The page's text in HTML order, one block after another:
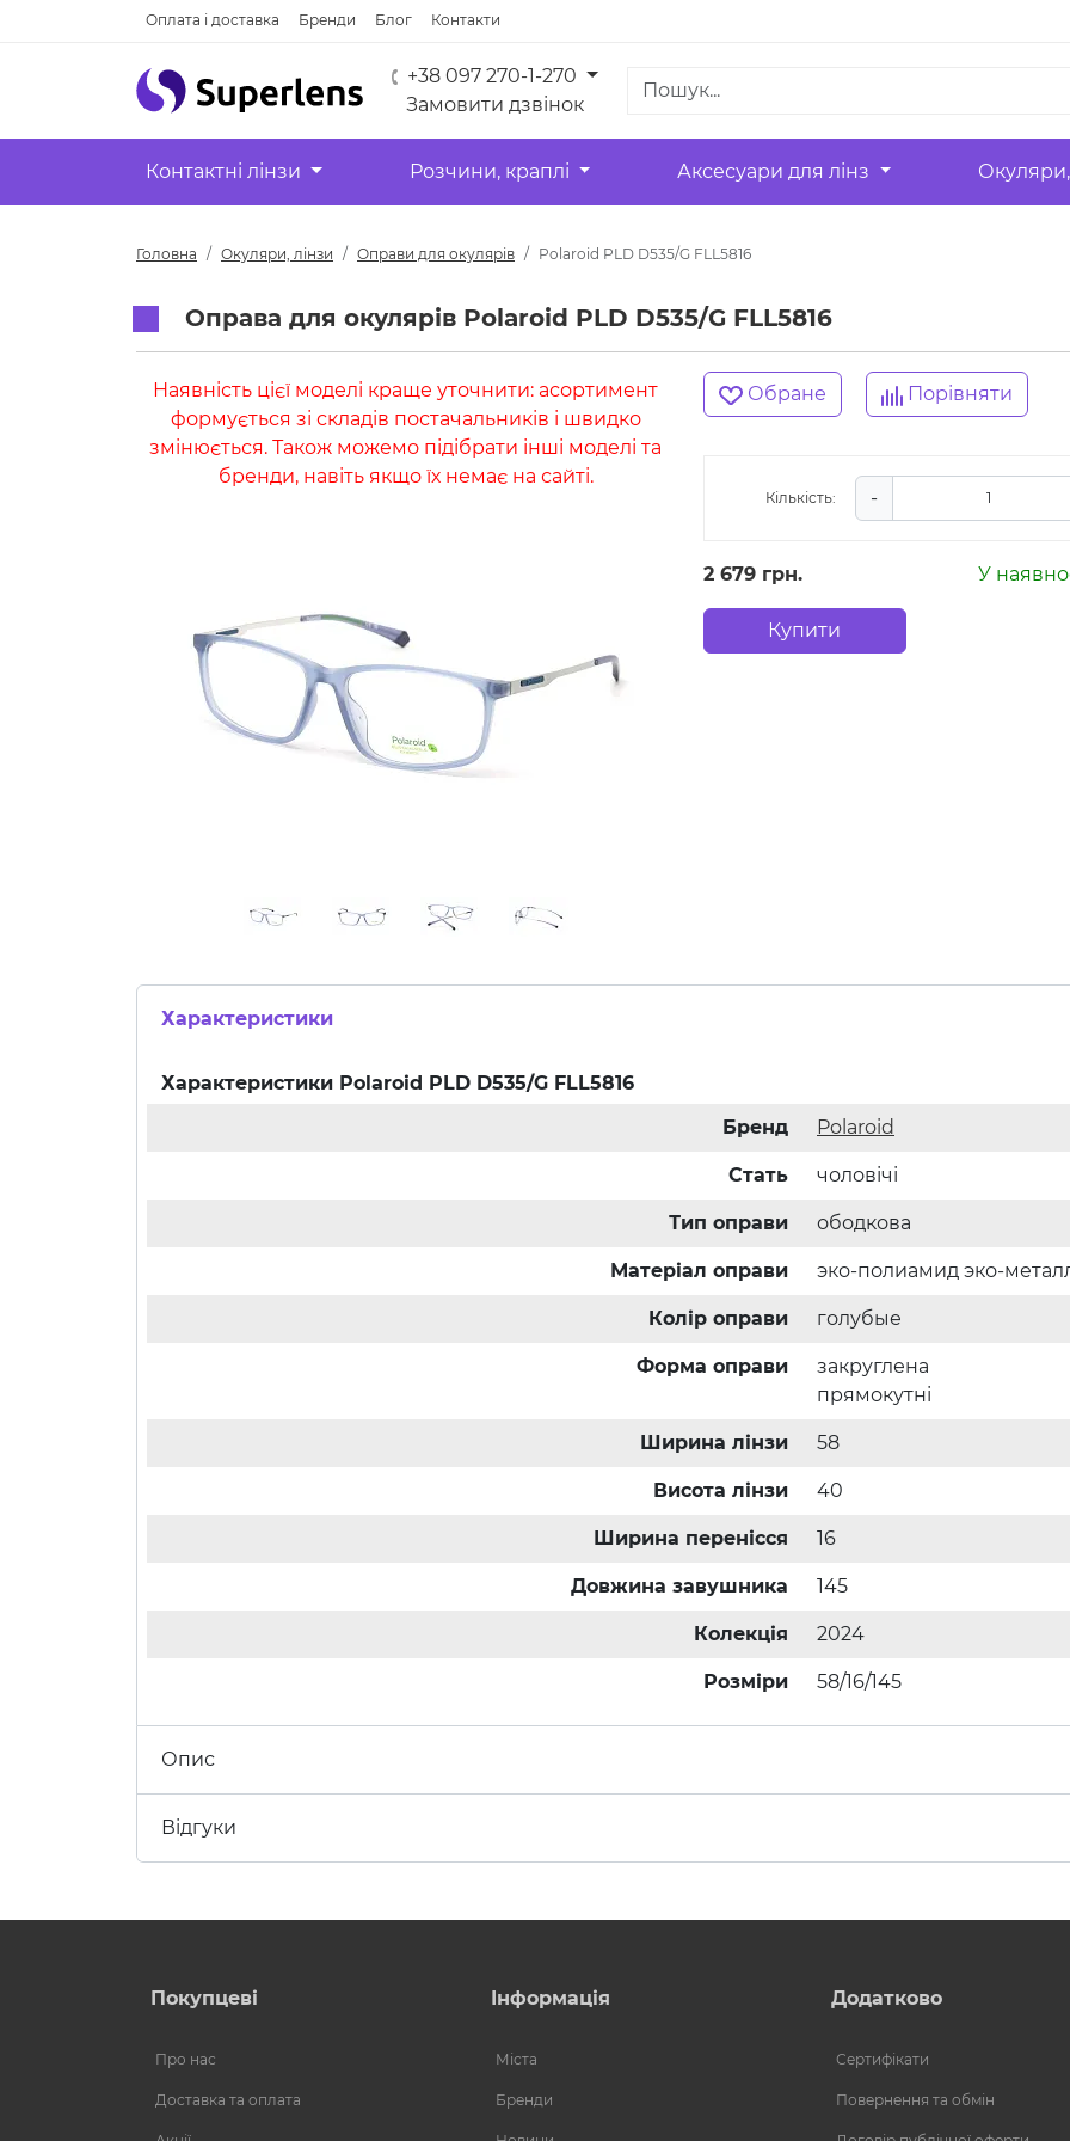
Оплата і доставка Бренди Блог Контакти
+38 097 270-1-270
Замовити дзвінок
Контактні лінзи Розчини, краплі Аксесуари для лінз
Головна Окуляри, лінзи Оправи для окулярів Polaroid PLD D535/G FLL5816
Оправа для окулярів Polaroid PLD D535/G FLL5816
Наявність цієї моделі краще уточнити: асортимент
формується зі складів постачальників і швидко
змінюється. Також можемо підібрати інші моделі та
бренди, навіть якщо їх немає на сайті.
Обране Порівняти
Кількість: -
2 679 грн. У
Купити
Характеристики
Характеристики Polaroid PLD D535/G FLL5816
Бренд
Polaroid
Стать чоловічі
Тип оправи ободкова
Матеріал оправи эко-полиамид эко-
Колір оправи голубые
Форма оправи
закруглена
прямокутні
Ширина лінзи 58
Висота лінзи 40
Ширина перенісся 16
Довжина завушника 145
Колекція 2024
Розміри 58/16/145
Опис
Відгуки
Покупцеві
Про нас
Доставка та оплата
Інформація
Міста
Бренди
Додатково
Сертифікати
Повернення та обмін